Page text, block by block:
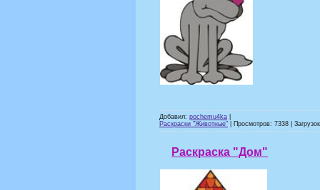
Добавил: pochemu4ka
Раскраски "Животные" | Просмотров: 7338 |
Раскраска "Дом"